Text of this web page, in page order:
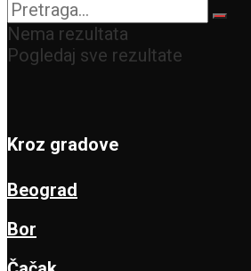
Nema rezultata
Pogledaj sve rezultate
Kroz gradove
Beograd
Bor